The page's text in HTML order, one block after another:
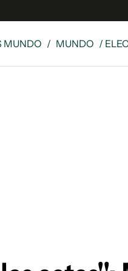
MUNDO / MUNDO /